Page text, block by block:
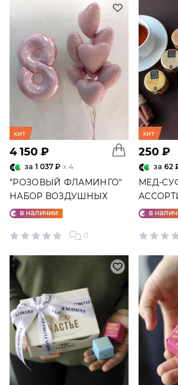
хит
4 150 ₽
за 1 037 ₽ x 4
"РОЗОВЫЙ ФЛАМИНГО"
НАБОР ВОЗДУШНЫХ
ШАРОВ №25
в наличии
0
хит
250 ₽
за 62
МЕД-
в